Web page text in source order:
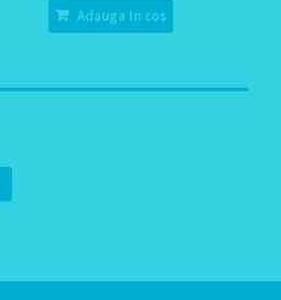
Adauga In cos